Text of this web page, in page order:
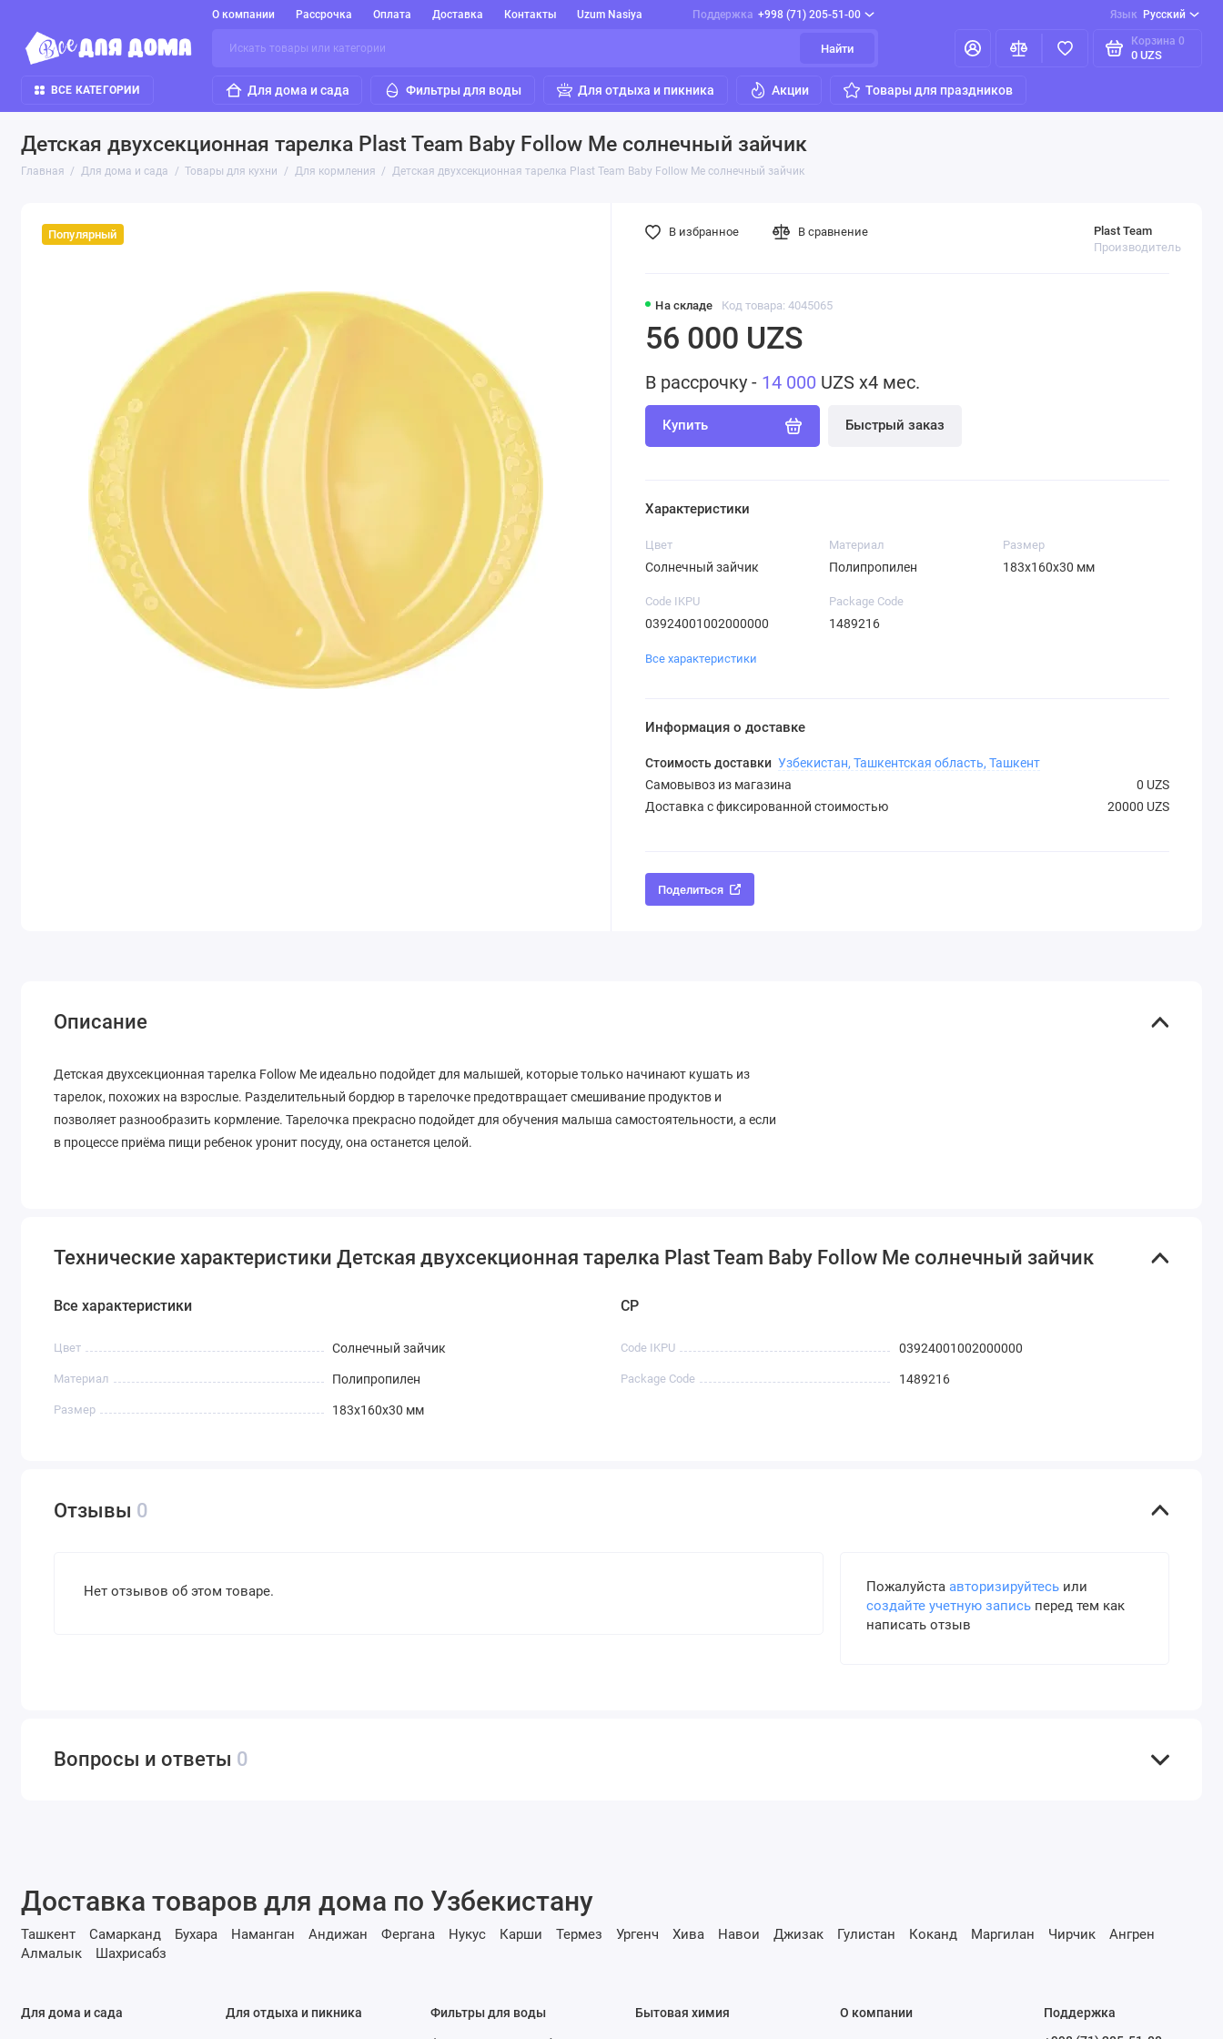
О компании Рассрочка Оплата Доставка Контакты Uzum Nasiya Поддержка +998 (71) 205-51-00 Язык Русский
Найти
Корзина 0
0 UZS
ВСЕ КАТЕГОРИИ Для дома и сада Фильтры для воды Для отдыха и пикника Акции Товары для праздников
Детская двухсекционная тарелка Plast Team Baby Follow Me солнечный зайчик
Главная Для дома и сада Товары для кухни Для кормления Детская двухсекционная тарелка Plast Team Baby Follow Me солнечный зайчик
Популярный
На складе Код товара: 4045065
Plast Team
Производитель
56 000 UZS
В рассрочку - 14 000 UZS x4 мес.
Купить Быстрый заказ
В избранное В сравнение
Характеристики
Цвет
Солнечный зайчик
Материал
Полипропилен
Размер
183х160х30 мм
Code IKPU
03924001002000000
Package Code
1489216
Все характеристики
Информация о доставке
Стоимость доставки Узбекистан, Ташкентская область, Ташкент
Самовывоз из магазина
0 UZS
Доставка с фиксированной стоимостью
20000 UZS
Поделиться
Описание
Детская двухсекционная тарелка Follow Me идеально подойдет для малышей, которые только начинают кушать из
тарелок, похожих на взрослые. Разделительный бордюр в тарелочке предотвращает смешивание продуктов и
позволяет разнообразить кормление. Тарелочка прекрасно подойдет для обучения малыша самостоятельности, а если
в процессе приёма пищи ребенок уронит посуду, она останется целой.
Технические характеристики Детская двухсекционная тарелка Plast Team Baby Follow Me солнечный зайчик
Все характеристики
Цвет Солнечный зайчик
Материал Полипропилен
Размер 183х160х30 мм
CP
Code IKPU 03924001002000000
Package Code 1489216
Отзывы 0
Нет отзывов об этом товаре. Пожалуйста авторизируйтесьили
создайте учетную записьперед тем как
написать отзыв
Вопросы и ответы 0
Доставка товаров для дома по Узбекистану
Ташкент Самарканд Бухара Наманган Андижан Фергана Нукус Карши Термез Ургенч Хива Навои Джизак Гулистан Коканд Маргилан Чирчик
Ангрен
Алмалык
Шахрисабз
Для дома и сада Для отдыха и пикника Фильтры для воды Бытовая химия О компании
Поддержка